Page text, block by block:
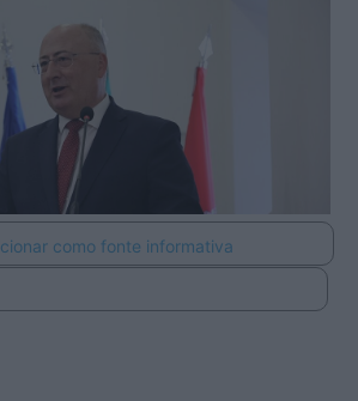
como fonte informativa